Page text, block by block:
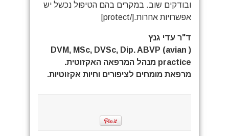
ובודקים שוב. במקרים בהם הטיפול נכשל יש
אפשרויות אחרות.[/protect]
ד"ר עדי גנץ
( DVM, MSc, DVSc, Dip. ABVP (avian
practice מנהל המרפאה האקזוטית.
מרפאת מומחים לציפורים וחיות אקזוטיות.